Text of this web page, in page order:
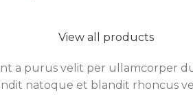
View all products
a purus velit per ullamcorper
natoque et blandit rhoncus